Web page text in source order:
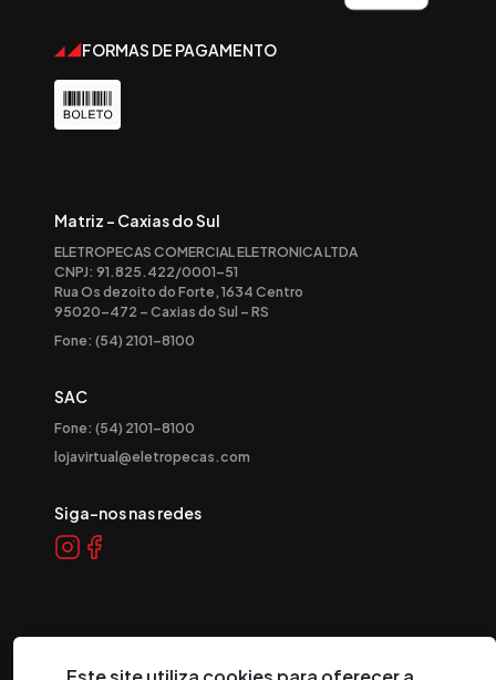
FORMAS DE PAGAMENTO
Matriz - Caxias do Sul
ELETROPECAS COMERCIAL ELETRONICA LTDA
CNPJ: 91.825.422/0001-51
Rua Os dezoito do Forte, 1634 Centro
95020-472 – Caxias do Sul – RS
Fone: (54) 2101-8100
SAC
Fone: (54) 2101-8100
lojavirtual@eletropecas.com
Siga-nos nas redes